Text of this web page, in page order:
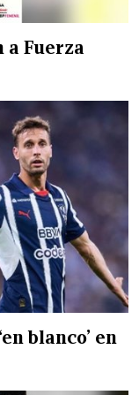
a Fuerza
blanco’ en